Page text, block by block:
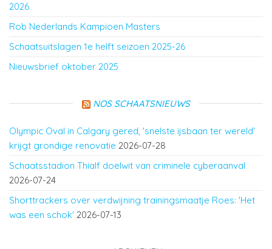
2026
Rob Nederlands Kampioen Masters
Schaatsuitslagen 1e helft seizoen 2025-26
Nieuwsbrief oktober 2025
NOS SCHAATSNIEUWS
Olympic Oval in Calgary gered, 'snelste ijsbaan ter wereld'
krijgt grondige renovatie 2026-07-28
Schaatsstadion Thialf doelwit van criminele cyberaanval
2026-07-24
Shorttrackers over verdwijning trainingsmaatje Roes: 'Het
was een schok' 2026-07-13